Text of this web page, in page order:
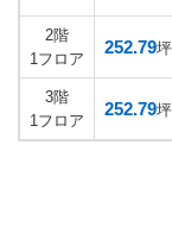
2階
1フロア
252.79坪
3階
1フロア
252.79坪